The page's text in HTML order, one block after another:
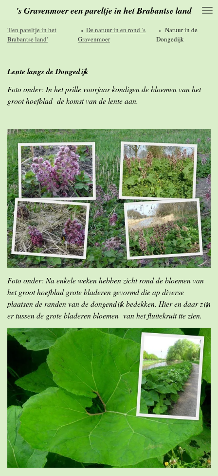
naar
de
's Gravenmoer een pareltje in het Brabantse land
'Een pareltje in het
Brabantse land'
» De natuur in en rond ’s
Gravenmoer
» Natuur in de
Dongedijk
Lente langs de Dongedijk
Foto onder: In het prille voorjaar kondigen de bloemen van het
groot hoefblad de komst van de lente aan.
Foto onder: Na enkele weken hebben zicht rond de bloemen van
het groot hoefblad grote bladeren gevormd die ap diverse
plaatsen de randen van de dongendijk bedekken. Hier en daar zijn
er tussen de grote bladeren bloemen van het fluitekruit tte zien.